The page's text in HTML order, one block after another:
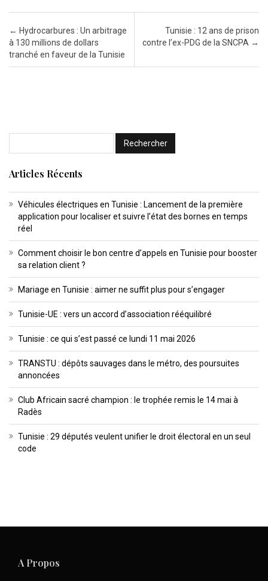
Post navigation
← Hydrocarbures : Un arbitrage
à 130 millions de dollars
tranché en faveur de la Tunisie
Tunisie : 12 ans de prison
contre l’ex-PDG de la SNCPA →
Articles Récents
Véhicules électriques en Tunisie : Lancement de la première
application pour localiser et suivre l’état des bornes en temps
réel
Comment choisir le bon centre d’appels en Tunisie pour booster
sa relation client ?
Mariage en Tunisie : aimer ne suffit plus pour s’engager
Tunisie-UE : vers un accord d’association rééquilibré
Tunisie : ce qui s’est passé ce lundi 11 mai 2026
TRANSTU : dépôts sauvages dans le métro, des poursuites
annoncées
Club Africain sacré champion : le trophée remis le 14 mai à
Radès
Tunisie : 29 députés veulent unifier le droit électoral en un seul
code
A Propos